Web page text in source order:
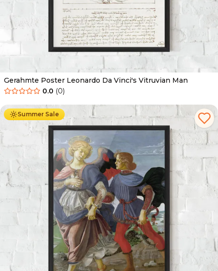
Gerahmte Poster Leonardo Da Vinci's Vitruvian Man
0.0 (0)
Summer Sale
Ab 49.90 € 29.90